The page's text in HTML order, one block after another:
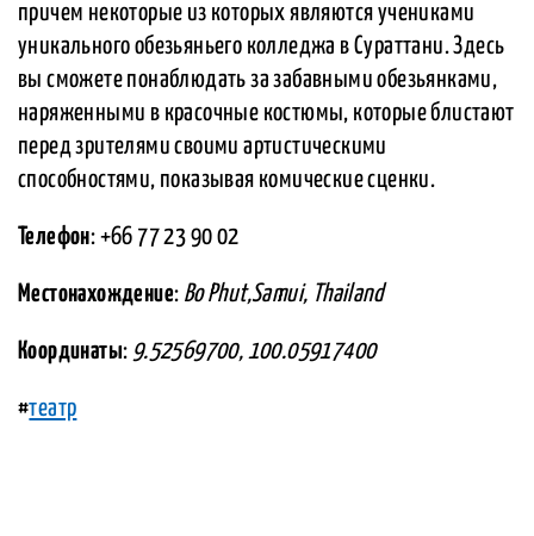
причем некоторые из которых являются учениками
уникального обезьяньего колледжа в Сураттани. Здесь
вы сможете понаблюдать за забавными обезьянками,
наряженными в красочные костюмы, которые блистают
перед зрителями своими артистическими
способностями, показывая комические сценки.
Телефон: +66 77 23 90 02
Местонахождение: Bo Phut,Samui, Thailand
Координаты: 9.52569700, 100.05917400
#театр